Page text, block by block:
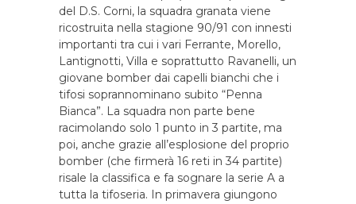
del D.S. Corni, la squadra granata viene
ricostruita nella stagione 90/91 con innesti
importanti tra cui i vari Ferrante, Morello,
Lantignotti, Villa e soprattutto Ravanelli, un
giovane bomber dai capelli bianchi che i
tifosi soprannominano subito “Penna
Bianca”. La squadra non parte bene
racimolando solo 1 punto in 3 partite, ma
poi, anche grazie all’esplosione del proprio
bomber (che firmerà 16 reti in 34 partite)
risale la classifica e fa sognare la serie A a
tutta la tifoseria. In primavera giungono